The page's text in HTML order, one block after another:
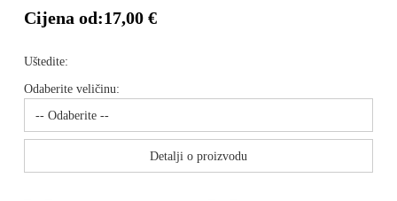
Cijena od:17,00 €
Uštedite:
Odaberite veličinu:
Detalji o proizvodu